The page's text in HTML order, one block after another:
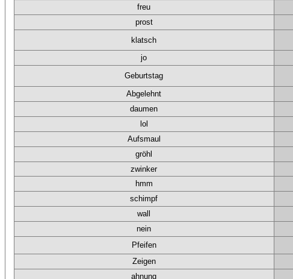
freu
prost
klatsch
jo
Geburtstag
Abgelehnt
daumen
lol
Aufsmaul
gröhl
zwinker
hmm
schimpf
wall
nein
Pfeifen
Zeigen
ahnung